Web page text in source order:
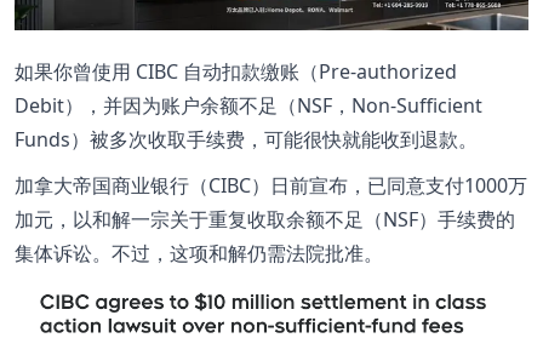
如果你曾使用 CIBC 自动扣款缴账（Pre-authorized
Debit），并因为账户余额不足（NSF，Non-Sufficient
Funds）被多次收取手续费，可能很快就能收到退款。
加拿大帝国商业银行（CIBC）日前宣布，已同意支付1000万
加元，以和解一宗关于重复收取余额不足（NSF）手续费的
集体诉讼。不过，这项和解仍需法院批准。